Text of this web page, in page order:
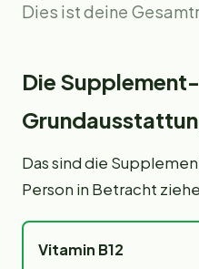
Dies ist deine
Die Supplement-
Das sind die
Person in Betracht
Vitamin B12